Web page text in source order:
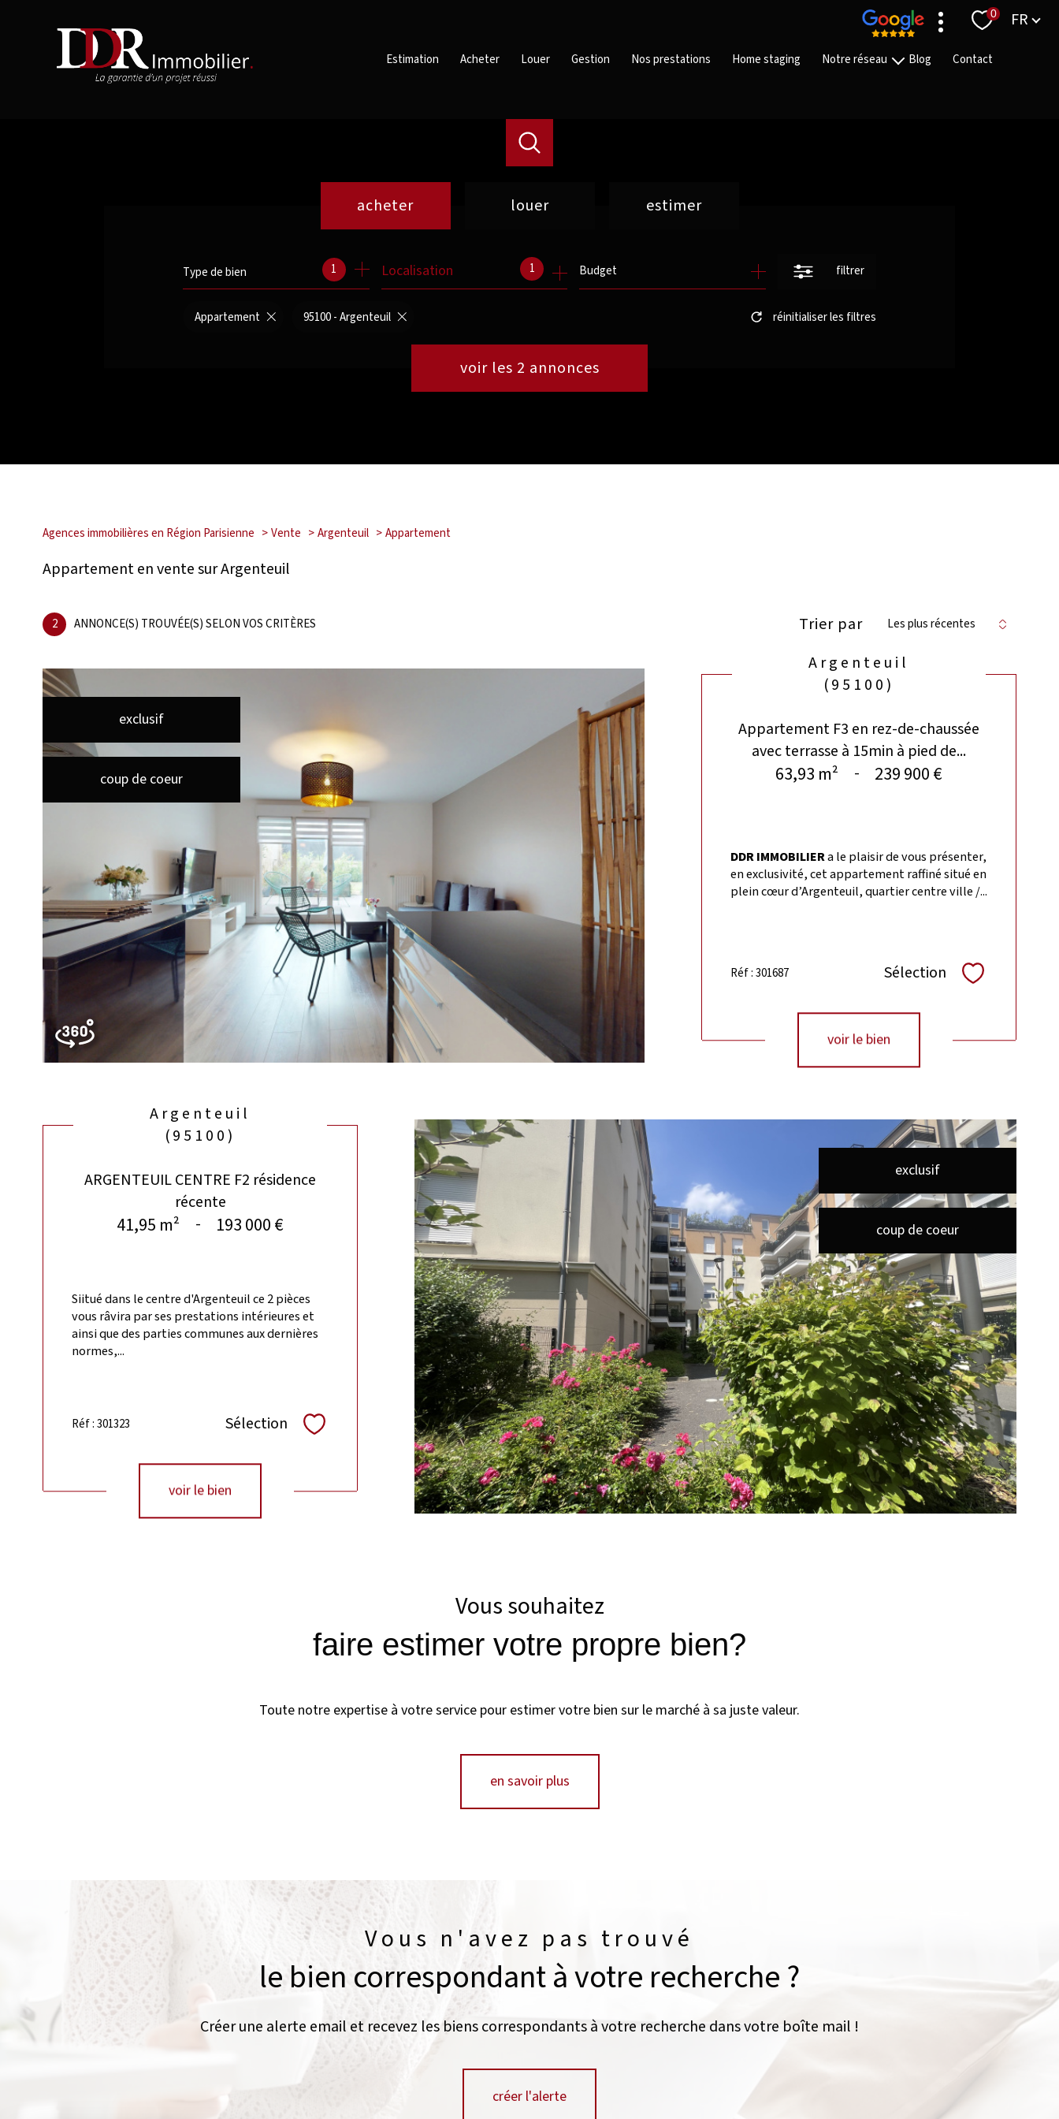
0 Langue
FR
Estimation Acheter Louer Gestion Nos prestations Home staging Notre réseau Blog Contact
acheter
de l'ancien
de l'immo pro
louer
à l'année
de l'immo pro
estimer
Type de bien 1 1
Localisation Budget filtrer
voir les 2 annonces
Appartement 95100 - Argenteuil réinitialiser les filtres
Agences immobilières en Région Parisienne Vente Argenteuil Appartement
Appartement en vente sur Argenteuil
2 ANNONCE(S) TROUVÉE(S) SELON VOS CRITÈRES Trier par Les plus récentes
exclusif
coup de coeur
Argenteuil
(95100)
Appartement F3 en rez-de-chaussée
avec terrasse à 15min à pied de...
63,93 m² - 239 900 €
DDR IMMOBILIERa le plaisir de vous présenter,
en exclusivité, cet appartement raffiné situé en
plein cœur d’Argenteuil, quartier centre ville /...
Réf : 301687 Sélection Sélectionner
voir le bien
exclusif
coup de coeur
Argenteuil
(95100)
ARGENTEUIL CENTRE F2 résidence
récente
41,95 m² - 193 000 €
Siitué dans le centre d'Argenteuil ce 2 pièces
vous râvira par ses prestations intérieures et
ainsi que des parties communes aux dernières
normes,...
Réf : 301323 Sélection Sélectionner
voir le bien
Vous souhaitez
faire estimer votre propre bien?
Toute notre expertise à votre service pour estimer votre bien sur le marché à sa juste valeur.
en savoir plus
Vous n'avez pas trouvé
le bien correspondant à votre recherche ?
Créer une alerte email et recevez les biens correspondants à votre recherche dans votre boîte mail !
créer l'alerte